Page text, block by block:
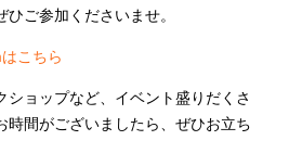
ご参加くださいませ。
こちら
ショップなど、イベント盛りだくさ
時間がございましたら、ぜひお立ち